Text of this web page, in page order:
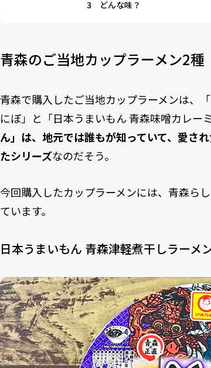
3 どんな味？
青森のご当地カップラーメン2種
青森で購入したご当地カップラーメンは、
にぼ」と「日本うまいもん 青森味噌カレー
ん」は、地元では誰もが知っていて、愛さ
たシリーズなのだそう。
今回購入したカップラーメンには、青森ら
ています。
日本うまいもん 青森津軽煮干しラーメ